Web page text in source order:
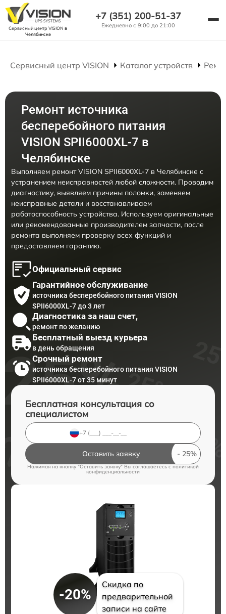
Сервисный центр VISION в
Челябинске
+7 (351) 200-51-37
Ежедневно с 9:00 до 21:00
Сервисный центр VISION Каталог устройств
Ремонт источника
бесперебойного питания
VISION SPII6000XL-7 в
Челябинске
Выполняем ремонт VISION SPII6000XL-7 в Челябинске с
устранением неисправностей любой сложности. Проводим
диагностику, выявляем причины поломки, заменяем
неисправные детали и восстанавливаем
работоспособность устройства. Используем оригинальные
или рекомендованные производителем запчасти, после
ремонта выполняем проверку всех функций и
предоставляем гарантию.
Официальный сервис
Гарантийное обслуживание
источника бесперебойного питания VISION
SPII6000XL-7 до 3 лет
Диагностика за наш счет,
ремонт по желанию
Бесплатный выезд курьера
в день обращения
Срочный ремонт
источника бесперебойного питания VISION
SPII6000XL-7 от 35 минут
Бесплатная консультация со
специалистом
Оставить заявку
Нажимая на кнопку "Оставить заявку" Вы соглашаетесь cполитикой
конфиденциальности
-20%
Скидка по
предварительной
записи на сайте